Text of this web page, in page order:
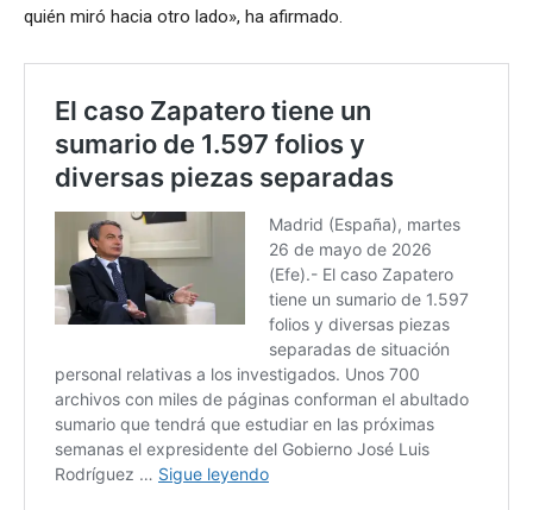
quién miró hacia otro lado», ha afirmado.